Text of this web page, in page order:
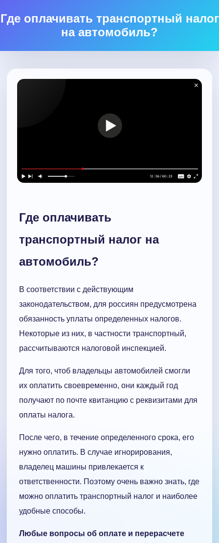
Где оплачивать транспортный налог
на автомобиль?
Где оплачивать
транспортный налог на
автомобиль?
В соответствии с действующим
законодательством, для россиян предусмотрена
обязанность уплаты определенных налогов.
Некоторые из них, в частности транспортный,
рассчитываются налоговой инспекцией.
Для того, чтоб владельцы автомобилей смогли
их оплатить своевременно, они каждый год
получают по почте квитанцию с реквизитами для
оплаты налога.
После чего, в течение определенного срока, его
нужно оплатить. В случае игнорирования,
владелец машины привлекается к
ответственности. Поэтому очень важно знать, где
можно оплатить транспортный налог и наиболее
удобные способы.
Любые вопросы об оплате и перерасчете